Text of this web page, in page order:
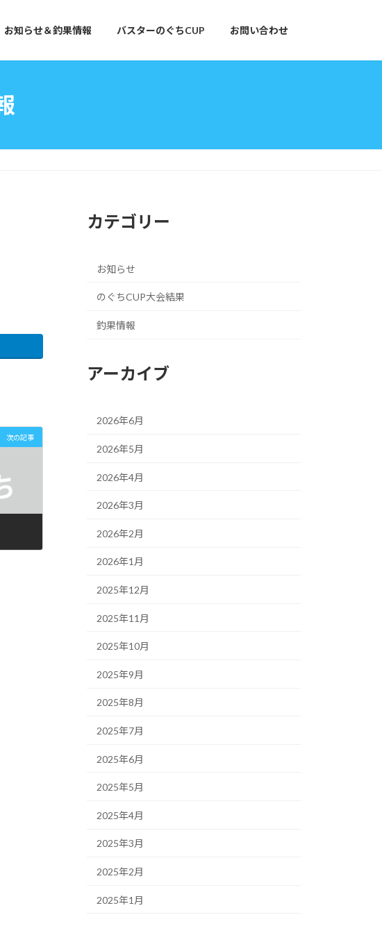
お知らせ＆釣果情報 バスターのぐちCUP お問い合わせ
次の記事
カテゴリー
お知らせ
のぐちCUP大会結果
釣果情報
アーカイブ
2026年6月
2026年5月
2026年4月
2026年3月
2026年2月
2026年1月
2025年12月
2025年11月
2025年10月
2025年9月
2025年8月
2025年7月
2025年6月
2025年5月
2025年4月
2025年3月
2025年2月
2025年1月